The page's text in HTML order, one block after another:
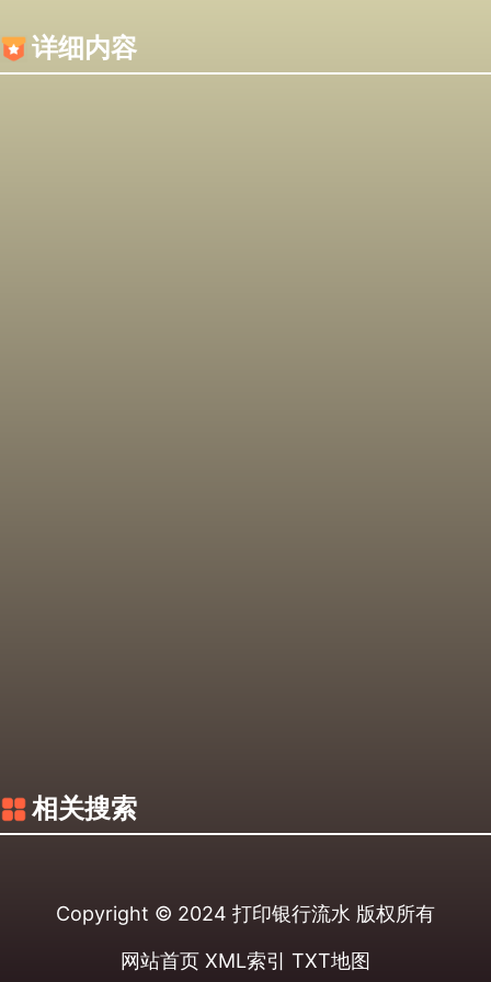
详细内容
相关搜索
Copyright © 2024 打印银行流水 版权所有
网站首页 XML索引 TXT地图